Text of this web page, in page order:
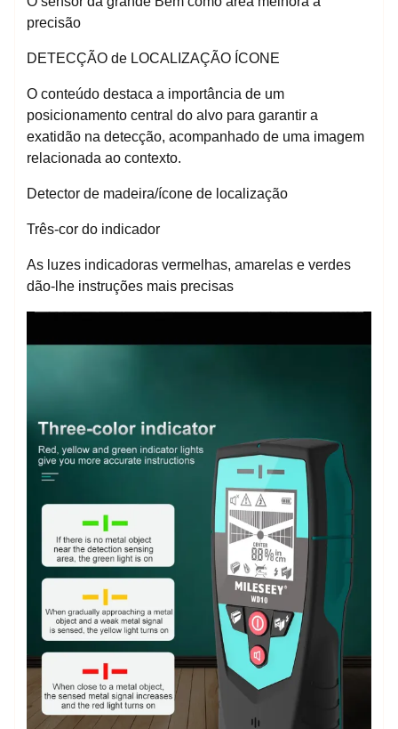
precisão
DETECÇÃO de LOCALIZAÇÃO ÍCONE
O conteúdo destaca a importância de um
posicionamento central do alvo para garantir a
exatidão na detecção, acompanhado de uma imagem
relacionada ao contexto.
Detector de madeira/ícone de localização
Três-cor do indicador
As luzes indicadoras vermelhas, amarelas e verdes
dão-lhe instruções mais precisas